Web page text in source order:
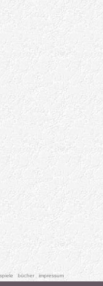
bücher impressum